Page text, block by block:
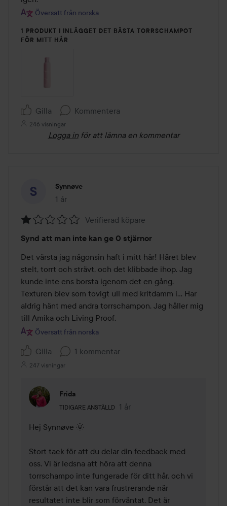
Översatt från norska
1 PRODUKT I INLÄGGET DET BÄSTA TORRSCHAMPOT
FÖR MITT HÅR
Gilla Kommentera
246 visningar
Logga in för att lämna en kommentar
Synnøve
1 år
Inlägget skapades 1 år
1
av
5
Verifierad köpare
Synd att man inte kan ge 0 stjärnor
Det värsta jag någonsin haft i mitt hår! Håret blev
stelt, torrt och strävt, och det klibbade ihop. Jag
kunde inte ens borsta igenom det en gång.
Texturen blev som tovigt ull med kritdamm i… Har
aldrig hänt med andra torrschampon. Jag håller mig
till Amika och Living Proof.
Översatt från norska
Gilla 1 kommentar
247 visningar
Frida
TIDIGARE ANSTÄLLD
Användarens roll: Tidigare anställd.
1 år
Kommentaren lades 1 år
Hej Synnøve 🌞
Stort tack för att du delar din feedback med
oss. Vi är ledsna att höra att denna
torrschampo inte fungerade för ditt hår, och vi
förstår att det kan vara frustrerande när
resultatet inte blir som förväntat. Det är